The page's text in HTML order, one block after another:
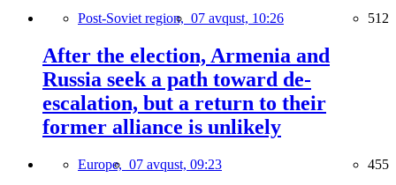
Post-Soviet region, 07 avqust, 10:26 512
After the election, Armenia and
Russia seek a path toward de-
escalation, but a return to their
former alliance is unlikely
Europe, 07 avqust, 09:23 455